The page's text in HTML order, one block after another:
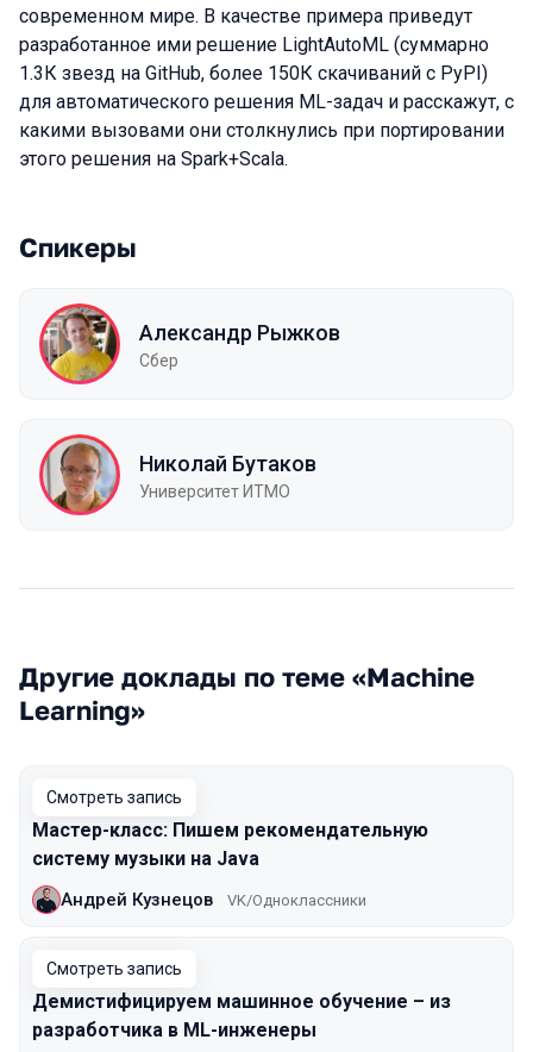
современном мире. В качестве примера приведут
разработанное ими решение LightAutoML (суммарно
1.3К звезд на GitHub, более 150К скачиваний с PyPI)
для автоматического решения ML-задач и расскажут, с
какими вызовами они столкнулись при портировании
этого решения на Spark+Scala.
Спикеры
Александр Рыжков
Сбер
Николай Бутаков
Университет ИТМО
Другие доклады по теме «Machine
Learning»
Смотреть запись
Мастер-класс: Пишем рекомендательную
систему музыки на Java
Андрей Кузнецов VK/Одноклассники
Смотреть запись
Демистифицируем машинное обучение – из
разработчика в ML-инженеры